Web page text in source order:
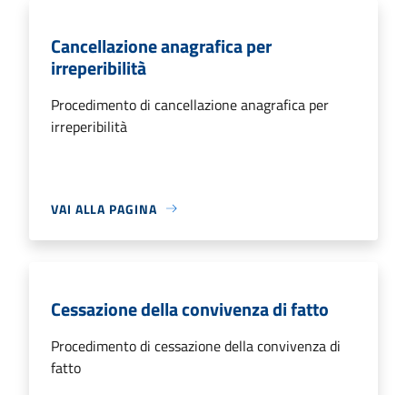
Cancellazione anagrafica per
irreperibilità
Procedimento di cancellazione anagrafica per
irreperibilità
VAI ALLA PAGINA
Cessazione della convivenza di fatto
Procedimento di cessazione della convivenza di
fatto